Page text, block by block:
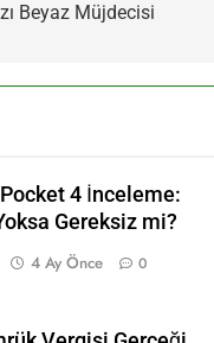
Beyaz Müjdecisi
4 İnceleme:
Gereksiz mi?
4 Ay Önce 0